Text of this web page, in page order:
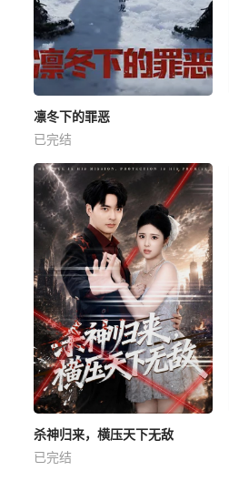
凛冬下的罪恶
已完结
杀神归来，横压天下无敌
已完结